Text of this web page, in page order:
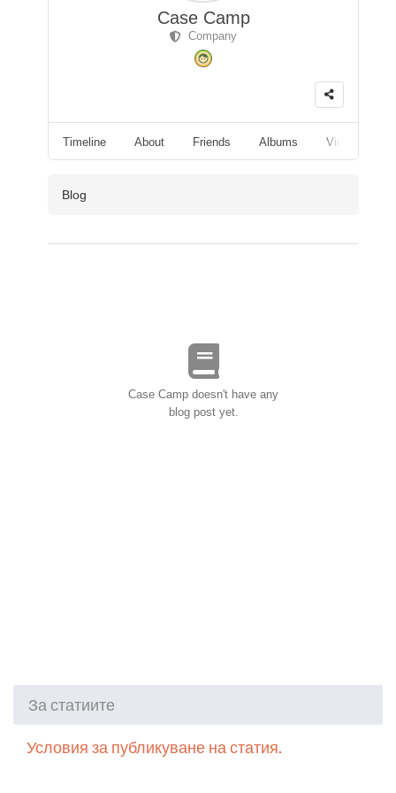
Case Camp
Company
Timeline About Friends Albums Videos
Blog
Case Camp doesn't have any
blog post yet.
За статиите
Условия за публикуване на статия.